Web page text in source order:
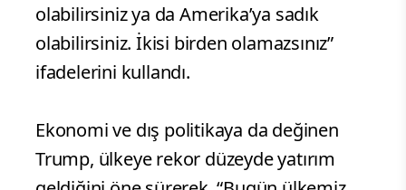
olabilirsiniz ya da Amerika’ya sadık
olabilirsiniz. İkisi birden olamazsınız”
ifadelerini kullandı.
Ekonomi ve dış politikaya da değinen
Trump, ülkeye rekor düzeyde yatırım